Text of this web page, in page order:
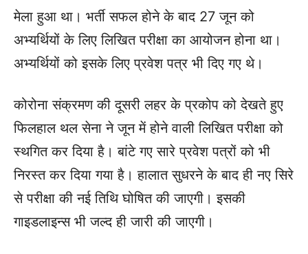
मेला हुआ था। भर्ती सफल होने के बाद 27 जून को
अभ्यर्थियों के लिए लिखित परीक्षा का आयोजन होना था।
अभ्यर्थियों को इसके लिए प्रवेश पत्र भी दिए गए थे।
कोरोना संक्रमण की दूसरी लहर के प्रकोप को देखते हुए
फिलहाल थल सेना ने जून में होने वाली लिखित परीक्षा को
स्थगित कर दिया है। बांटे गए सारे प्रवेश पत्रों को भी
निरस्त कर दिया गया है। हालात सुधरने के बाद ही नए सिरे
से परीक्षा की नई तिथि घोषित की जाएगी। इसकी
गाइडलाइन्स भी जल्द ही जारी की जाएगी।